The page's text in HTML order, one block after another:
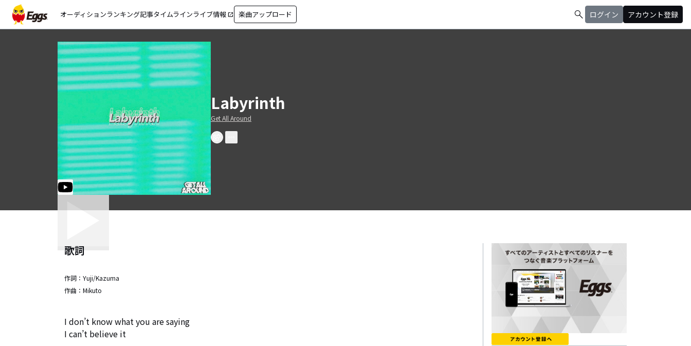
オーディションランキング記事タイムラインライブ情報 open_in_new 楽曲アップロード search ログイン アカウント登録
Labyrinth
Get All Around
歌詞
作詞： Yuji/Kazuma
作曲： Mikuto
I don’t know what you are saying
I can’t believe it